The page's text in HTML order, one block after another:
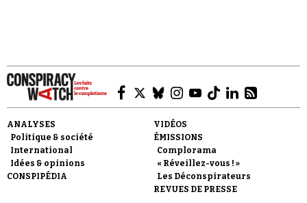
ANALYSES
Politique & société
International
Idées & opinions
CONSPIPÉDIA
VIDÉOS
ÉMISSIONS
Complorama
« Réveillez-vous ! »
Les Déconspirateurs
REVUES DE PRESSE